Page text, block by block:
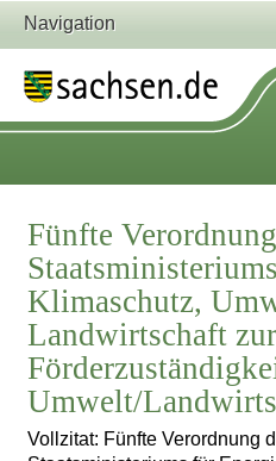
Navigation
Fünfte
Klimaschutz,
Landwirtschaft
Umwelt/
Vollzitat: Fünfte Verordnung